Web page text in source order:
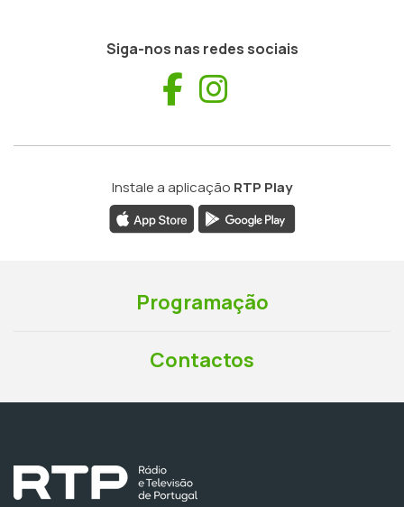
Siga-nos nas redes sociais
Facebook
Instale a aplicação RTP Play
Programação
Contactos